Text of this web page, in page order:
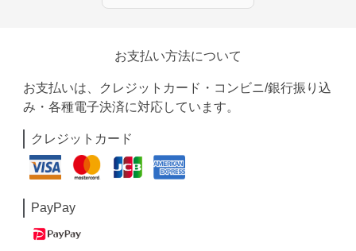
お支払い方法について
お支払いは、クレジットカード・コンビニ/銀行振り込
み・各種電子決済に対応しています。
クレジットカード
PayPay